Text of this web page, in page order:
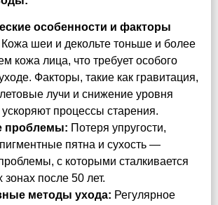
особенности и факторы
Кожа шеи и декольте тоньше и более
кожа лица, что требует особого
Факторы, такие как гравитация,
лучи и снижение уровня
ускоряют процессы старения.
проблемы: Потеря упругости,
пятна и сухость —
с которыми сталкивается
зонах после 50 лет.
методы ухода: Регулярное